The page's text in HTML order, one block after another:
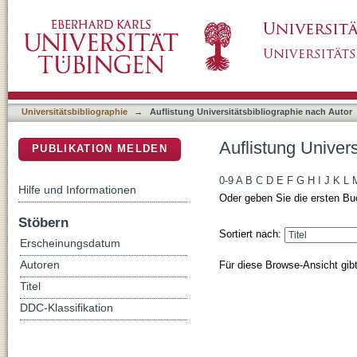
Universitätsbibliographie → Auflistung Universitätsbibliographie nach Autor
Auflistung
0-9 A B C D E F G H J K L
Oder geben Sie die ersten
Sortiert nach:
Für diese Browse-Ansicht
PUBLIKATION MELDEN
Hilfe und Informationen
Stöbern
Erscheinungsdatum
Autoren
Titel
DDC-Klassifikation